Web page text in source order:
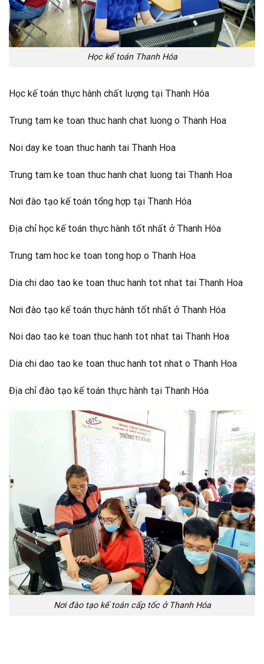
Học kế toán Thanh Hóa
Học kế toán thực hành chất lượng tại Thanh Hóa
Trung tam ke toan thuc hanh chat luong o Thanh Hoa
Noi day ke toan thuc hanh tai Thanh Hoa
Trung tam ke toan thuc hanh chat luong tai Thanh Hoa
Nơi đào tạo kế toán tổng hợp tại Thanh Hóa
Địa chỉ học kế toán thực hành tốt nhất ở Thanh Hóa
Trung tam hoc ke toan tong hop o Thanh Hoa
Dia chi dao tao ke toan thuc hanh tot nhat tai Thanh Hoa
Nơi đào tạo kế toán thực hành tốt nhất ở Thanh Hóa
Noi dao tao ke toan thuc hanh tot nhat tai Thanh Hoa
Dia chi dao tao ke toan thuc hanh tot nhat o Thanh Hoa
Địa chỉ đào tạo kế toán thực hành tại Thanh Hóa
Nơi đào tạo kế toán cấp tốc ở Thanh Hóa